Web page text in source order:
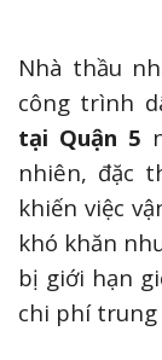
Nhà thầu
công trình
tại Quận 5
nhiên, đặc
khiến việc
khó khăn
bị giới hạn
chi phí trung